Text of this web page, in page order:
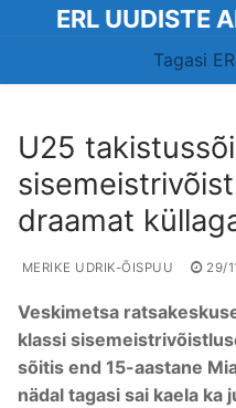
ERL UUDISTE
Tagasi
U25
draamat
MERIKE UDRIK-ÕISPUU 29/
Veskimetsa
klassi
sõitis end 15-aastane
nädal tagasi sai kaela ka